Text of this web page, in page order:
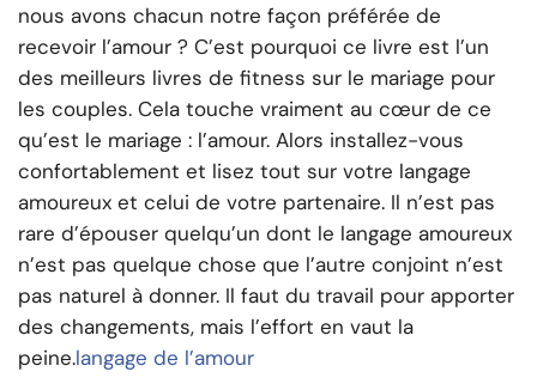
nous avons chacun notre façon préférée de
recevoir l’amour ? C’est pourquoi ce livre est l’un
des meilleurs livres de fitness sur le mariage pour
les couples. Cela touche vraiment au cœur de ce
qu’est le mariage : l’amour. Alors installez-vous
confortablement et lisez tout sur votre langage
amoureux et celui de votre partenaire. Il n’est pas
rare d’épouser quelqu’un dont le langage amoureux
n’est pas quelque chose que l’autre conjoint n’est
pas naturel à donner. Il faut du travail pour apporter
des changements, mais l’effort en vaut la
peine.langage de l’amour